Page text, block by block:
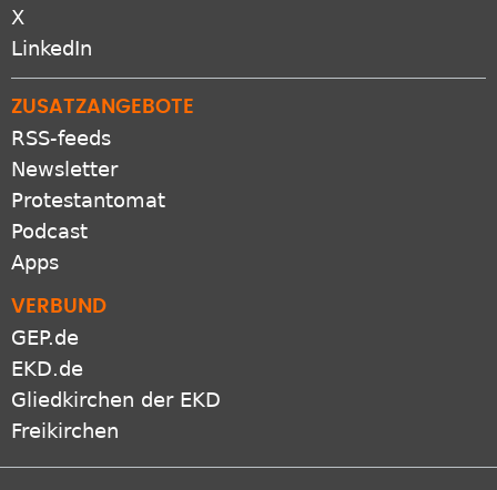
X
LinkedIn
ZUSATZANGEBOTE
RSS-feeds
Newsletter
Protestantomat
Podcast
Apps
VERBUND
GEP.de
EKD.de
Gliedkirchen der EKD
Freikirchen